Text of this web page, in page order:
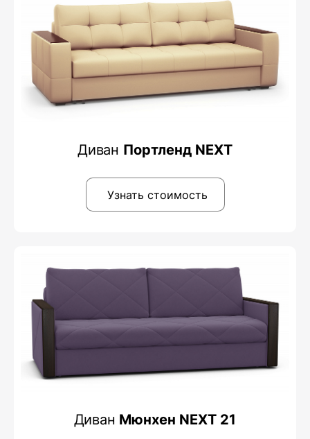
Диван Портленд NEXT
Узнать стоимость
Диван Мюнхен NEXT 21